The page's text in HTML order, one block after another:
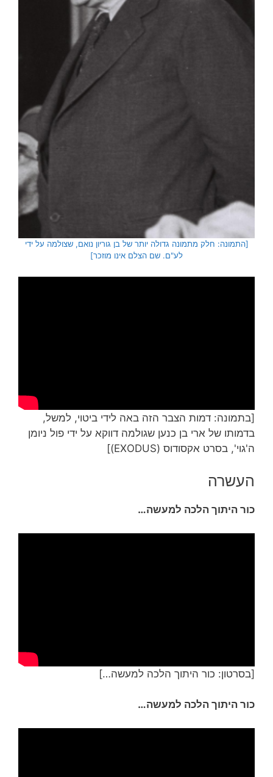
[התמונה: חלק מתמונה גדולה יותר של בן גוריון נואם, שצולמה על ידי
לע"ם. שם הצלם אינו מוזכר]
[בתמונה: דמות הצבר הזה באה לידי ביטוי, למשל,
בדמותו של ארי בן כנען שגולמה דווקא על ידי פול ניומן
ה'גוי', בסרט אקסודוס (EXODUS)]
העשרה
כור היתוך הלכה למעשה…
[בסרטון: כור היתוך הלכה למעשה…]
כור היתוך הלכה למעשה…